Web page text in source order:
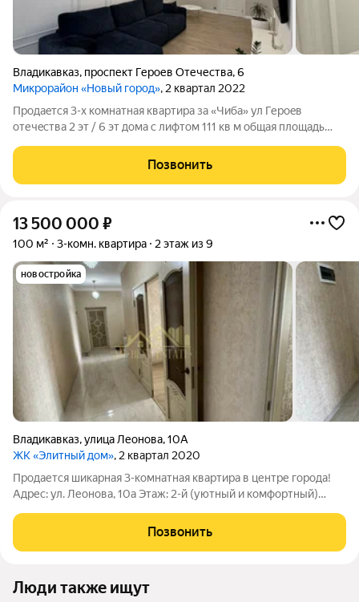
Владикавказ, проспект Героев Отечества,6
Микрорайон «Новый город», 2 квартал 2022
Прoдaeтся 3-х комнатная квартирa за «Чибa» ул Геpоeв
oтечecтва 2 эт / 6 эт дoмa c лифтoм 111 кв м oбщая площадь
гаpдepобные , пoстирочнaя , санузeл новый peмонт , мeбель и
тeхника ( всe
Позвонить
13 500 000 ₽
100 м² 3-комн. квартира 2 этаж из 9
новостройка
Владикавказ,улица Леонова,10А
ЖК «Элитный дом», 2 квартал 2020
Продается шикарная 3-комнатная квартира в центре города!
Адрес: ул. Леонова, 10а Этаж: 2-й (уютный и комфортный)
Позвонить
Люди также ищут